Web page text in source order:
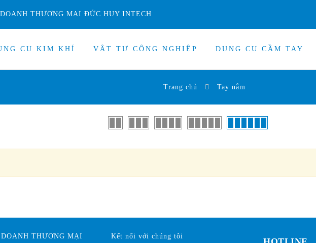
THƯƠNG MẠI ĐỨC HUY INTECH
CỤ KIM KHÍ VẬT TƯ CÔNG NGHIỆP DỤNG CỤ CẦM TAY
Trang chủ Tay nắm
THƯƠNG MẠI
Kết nối với chúng tôi